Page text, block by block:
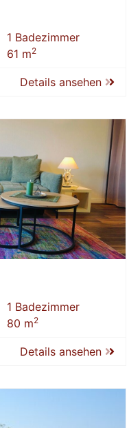
1 Badezimmer
61 m2
Details ansehen
1 Badezimmer
80 m2
Details ansehen